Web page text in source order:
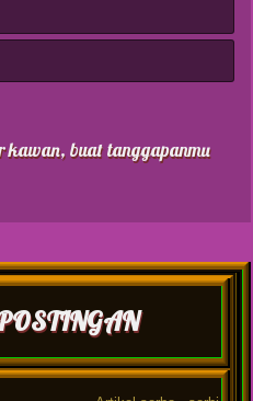
kawan, buat tanggapanmu